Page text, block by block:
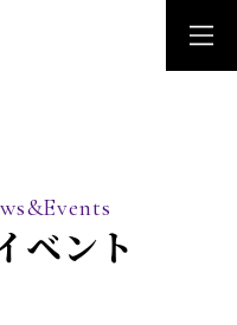
ベント